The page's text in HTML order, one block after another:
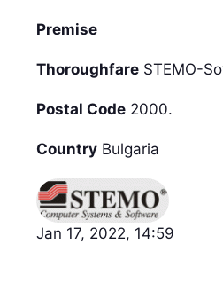
Premise
Thoroughfare STEMO-
Postal Code 2000.
Country Bulgaria
Jan 17, 2022, 14:59